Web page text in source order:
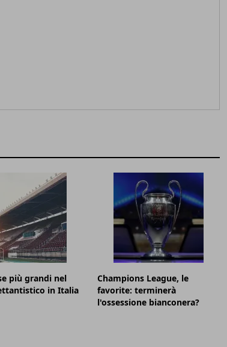
più grandi nel
in Italia
Champions League, le
favorite: terminerà
l'ossessione bianconera?